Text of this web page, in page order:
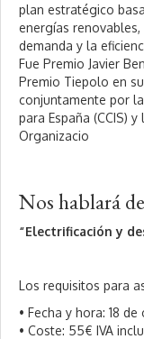
plan estratégico
energías
demanda y la
Fue Premio Javier
Premio Tiepolo en
conjuntamente por
para España (CCIS)
Organizacio
Nos hablará
“Electrificación y
Los requisitos para
• Fecha y hora: 18
• Coste: 55€ IVA